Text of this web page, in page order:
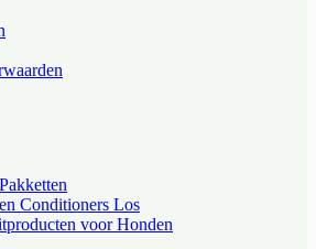
Conditioners Los
voor Honden